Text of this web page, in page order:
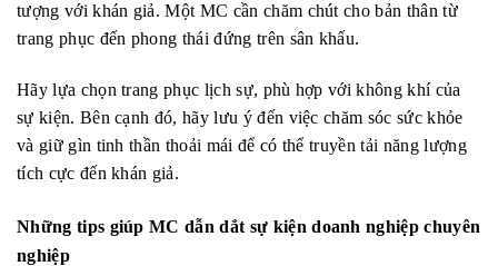
tượng với khán giả. Một MC cần chăm chút cho bản thân từ
trang phục đến phong thái đứng trên sân khấu.
Hãy lựa chọn trang phục lịch sự, phù hợp với không khí của
sự kiện. Bên cạnh đó, hãy lưu ý đến việc chăm sóc sức khỏe
và giữ gìn tinh thần thoải mái để có thể truyền tải năng lượng
tích cực đến khán giả.
Những tips giúp MC dẫn dắt sự kiện doanh nghiệp chuyên
nghiệp